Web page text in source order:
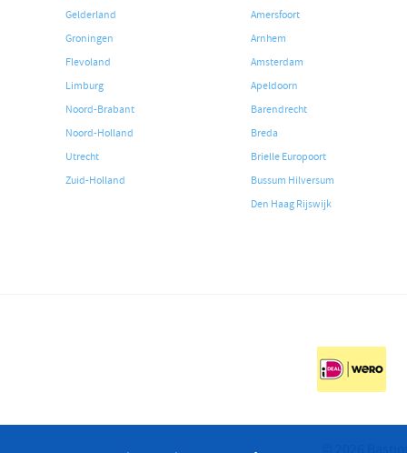
Gelderland
Groningen
Flevoland
Limburg
Noord-Brabant
Noord-Holland
Utrecht
Zuid-Holland
Amersfoort
Arnhem
Amsterdam
Apeldoorn
Barendrecht
Breda
Brielle Europoort
Bussum Hilversum
Den Haag Rijswijk